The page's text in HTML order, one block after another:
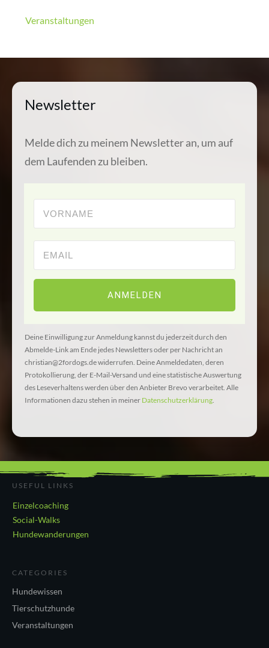
Veranstaltungen
Newsletter
Melde dich zu meinem Newsletter an, um auf
dem Laufenden zu bleiben.
ANMELDEN
Deine Einwilligung zur Anmeldung kannst du jederzeit durch den
Abmelde-Link am Ende jedes Newsletters oder per Nachricht an
christian@2fordogs.de widerrufen. Deine Anmeldedaten, deren
Protokollierung, der E-Mail-Versand und eine statistische Auswertung
des Leseverhaltens werden über den Anbieter Brevo verarbeitet. Alle
Informationen dazu stehen in meiner Datenschutzerklärung.
USEFUL LINKS
Einzelcoaching
Social-Walks
Hundewanderungen
CATEGORIES
Hundewissen
Tierschutzhunde
Veranstaltungen